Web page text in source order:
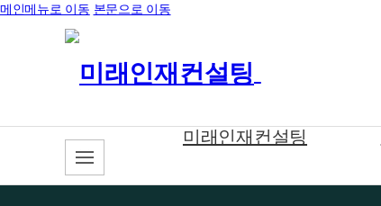
메인메뉴로 이동 본문으로 이동
미래인재컨설팅